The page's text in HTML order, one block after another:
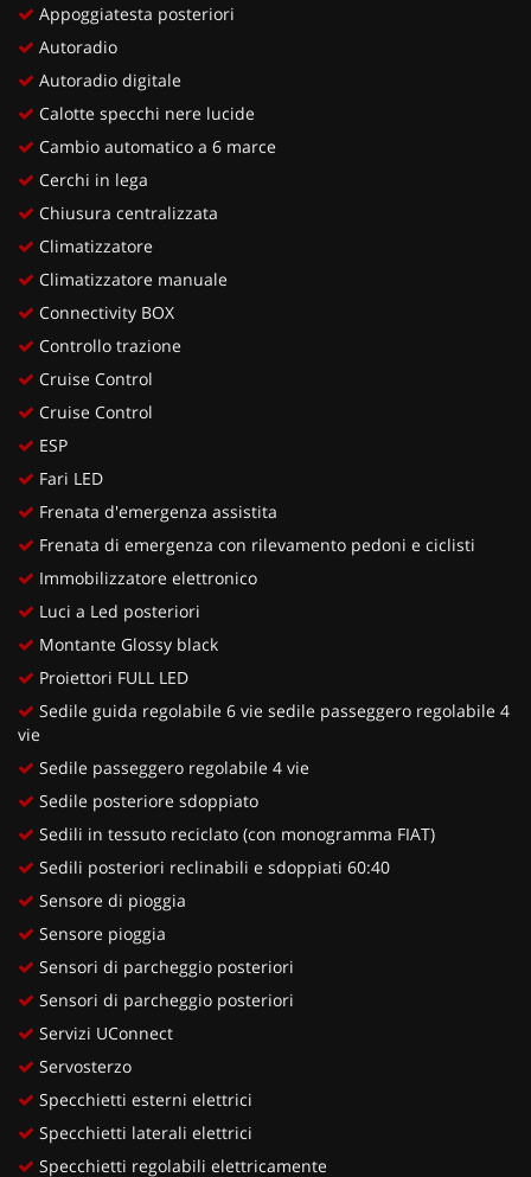
Appoggiatesta posteriori
Autoradio
Autoradio digitale
Calotte specchi nere lucide
Cambio automatico a 6 marce
Cerchi in lega
Chiusura centralizzata
Climatizzatore
Climatizzatore manuale
Connectivity BOX
Controllo trazione
Cruise Control
Cruise Control
ESP
Fari LED
Frenata d'emergenza assistita
Frenata di emergenza con rilevamento pedoni e ciclisti
Immobilizzatore elettronico
Luci a Led posteriori
Montante Glossy black
Proiettori FULL LED
Sedile guida regolabile 6 vie sedile passeggero regolabile 4
vie
Sedile passeggero regolabile 4 vie
Sedile posteriore sdoppiato
Sedili in tessuto reciclato (con monogramma FIAT)
Sedili posteriori reclinabili e sdoppiati 60:40
Sensore di pioggia
Sensore pioggia
Sensori di parcheggio posteriori
Sensori di parcheggio posteriori
Servizi UConnect
Servosterzo
Specchietti esterni elettrici
Specchietti laterali elettrici
Specchietti regolabili elettricamente